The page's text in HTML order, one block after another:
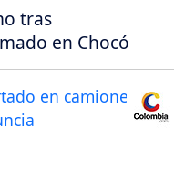
tras
en Chocó